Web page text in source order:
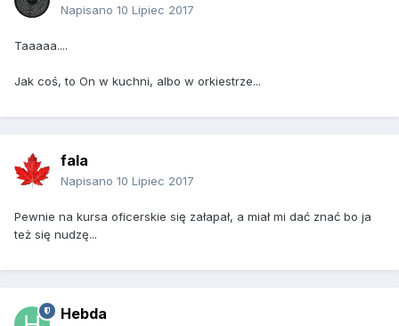
Napisano 10 Lipiec 2017
Taaaaa....
Jak coś, to On w kuchni, albo w orkiestrze...
fala
Napisano 10 Lipiec 2017
Pewnie na kursa oficerskie się załapał, a miał mi dać znać bo ja
też się nudzę...
Hebda